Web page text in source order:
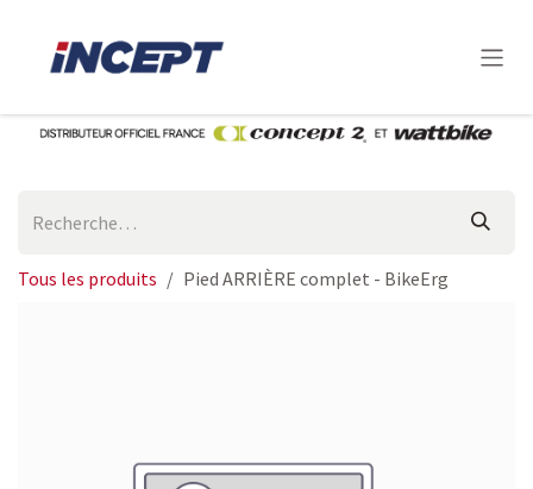
Tous les produits Pied ARRIÈRE complet - BikeErg